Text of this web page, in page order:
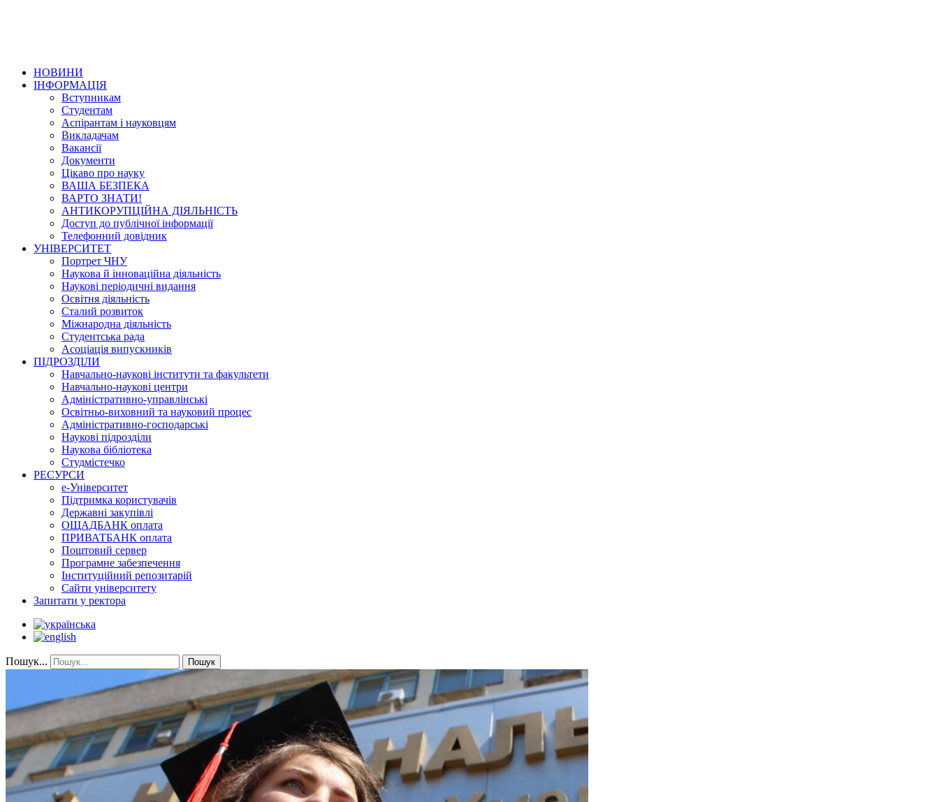
НОВИНИ
ІНФОРМАЦІЯ
Вступникам
Студентам
Аспірантам і науковцям
Викладачам
Вакансії
Документи
Цікаво про науку
ВАША БЕЗПЕКА
ВАРТО ЗНАТИ!
АНТИКОРУПЦІЙНА ДІЯЛЬНІСТЬ
Доступ до публічної інформації
Телефонний довідник
УНІВЕРСИТЕТ
Портрет ЧНУ
Наукова й інноваційна діяльність
Наукові періодичні видання
Освітня діяльність
Сталий розвиток
Міжнародна діяльність
Студентська рада
Асоціація випускників
ПІДРОЗДІЛИ
Навчально-наукові інститути та факультети
Навчально-наукові центри
Адміністративно-управлінські
Освітньо-виховний та науковий процес
Адміністративно-господарські
Наукові підрозділи
Наукова бібліотека
Студмістечко
РЕСУРСИ
е-Університет
Підтримка користувачів
Державні закупівлі
ОЩАДБАНК оплата
ПРИВАТБАНК оплата
Поштовий сервер
Програмне забезпечення
Інституційний репозитарій
Сайти університету
Запитати у ректора
Пошук... Пошук